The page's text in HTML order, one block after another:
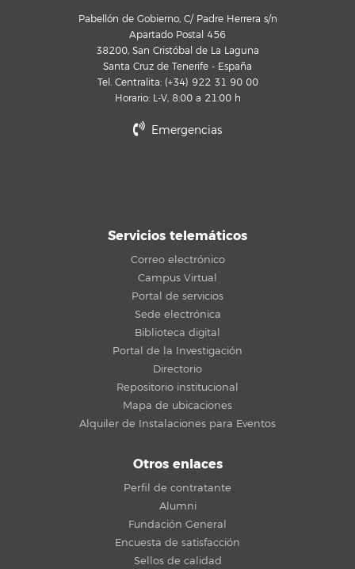
Pabellón de Gobierno, C/ Padre Herrera s/n
Apartado Postal 456
38200, San Cristóbal de La Laguna
Santa Cruz de Tenerife - España
Tel. Centralita: (+34) 922 31 90 00
Horario: L-V, 8:00 a 21:00 h
Emergencias
Servicios telemáticos
Correo electrónico
Campus Virtual
Portal de servicios
Sede electrónica
Biblioteca digital
Portal de la Investigación
Directorio
Repositorio institucional
Mapa de ubicaciones
Alquiler de Instalaciones para Eventos
Otros enlaces
Perfil de contratante
Alumni
Fundación General
Encuesta de satisfacción
Sellos de calidad